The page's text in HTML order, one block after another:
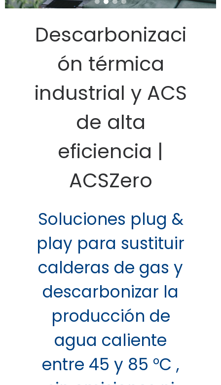
Descarbonizaci
ón térmica
industrial y ACS
de alta
eficiencia |
ACSZero
Soluciones plug &
play para sustituir
calderas de gas y
descarbonizar la
producción de
agua caliente
entre 45 y 85 °C ,